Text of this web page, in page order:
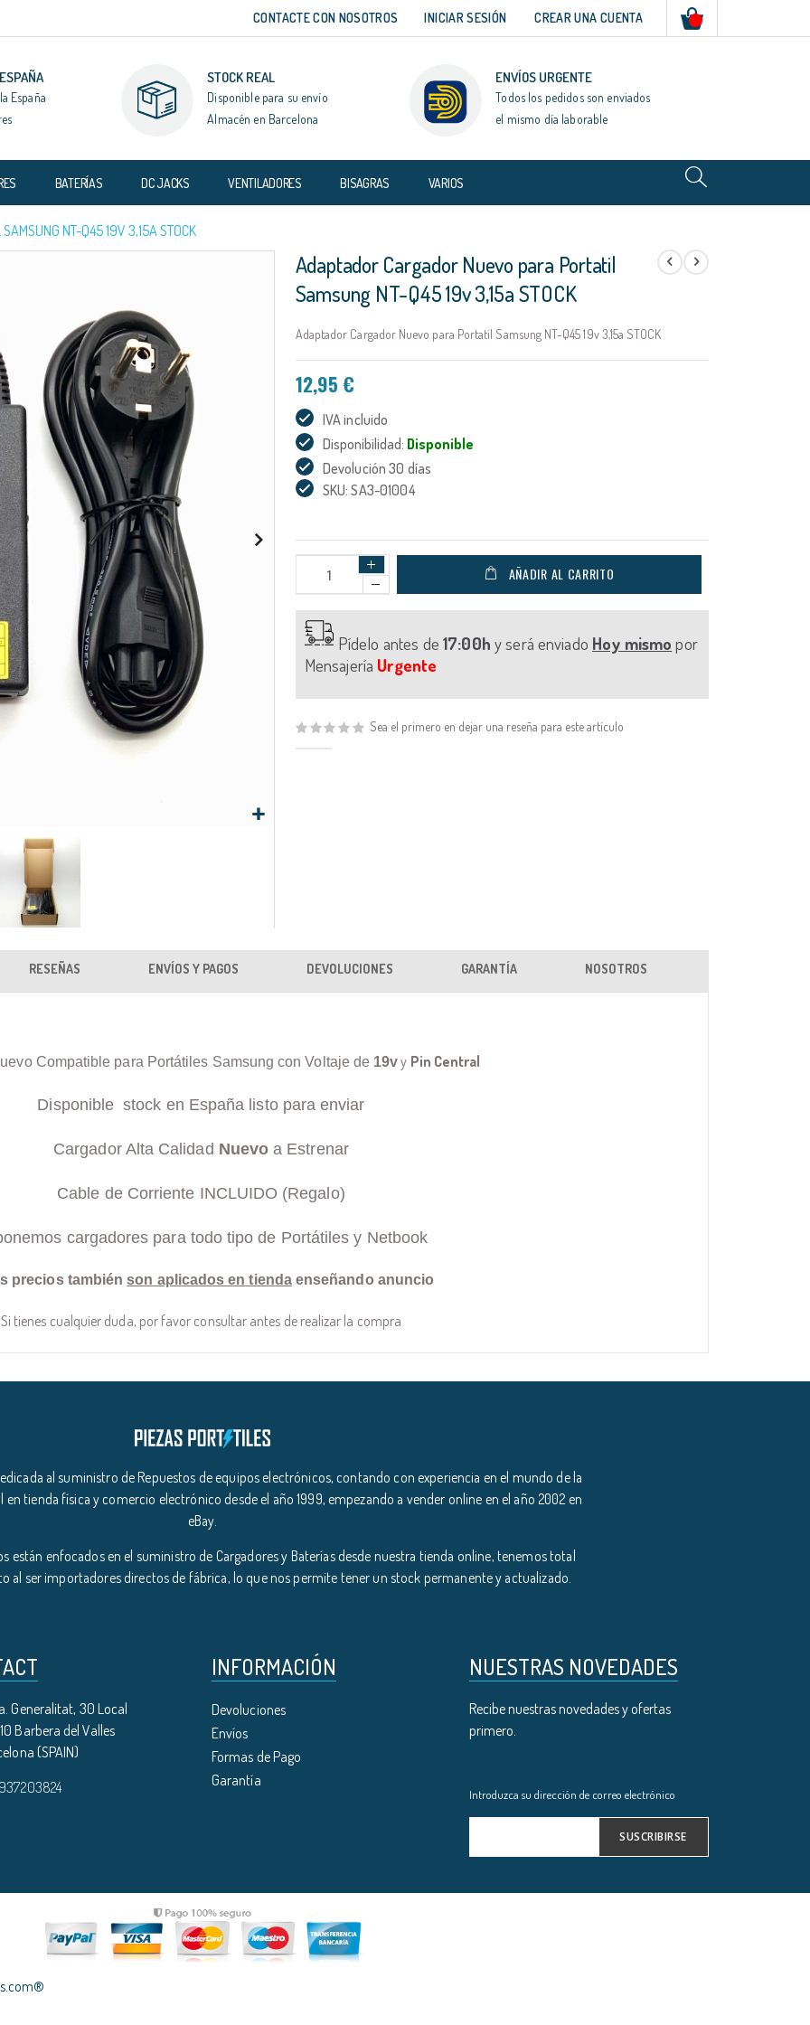
CONTACTE CON NOSOTROS INICIAR SESIÓN CREAR UNA CUENTA
España
STOCK REAL
Disponible para su envío
Almacén en Barcelona
ENVÍOS URGENTE
Todos los pedidos son enviados
el mismo día laborable
BATERÍAS DC JACKS VENTILADORES BISAGRAS VARIOS
NT-Q45 19V 3,15A STOCK
Adaptador Cargador Nuevo para Portatil
Samsung NT-Q45 19v 3,15a STOCK
Adaptador Cargador Nuevo para Portatil Samsung NT-Q45 19v 3,15a STOCK
12,95 €
IVA incluido
Disponibilidad: Disponible
Devolución 30 días
SKU: SA3-01004
AÑADIR AL CARRITO
Pídelo antes de 17:00h y será enviado Hoy mismo por
Mensajería Urgente
Sea el primero en dejar una reseña para este artículo
Compatible para Portátiles Samsung con Voltaje de 19v y Pin Central
Disponible stock en España listo para enviar
Cargador Alta Calidad Nuevo a Estrenar
Cable de Corriente INCLUIDO (Regalo)
cargadores para todo tipo de Portátiles y Netbook
precios también son aplicados en tienda enseñando anuncio
Si tienes cualquier duda, por favor consultar antes de realizar la compra
RESEÑAS ENVÍOS Y PAGOS DEVOLUCIONES GARANTÍA NOSOTROS
al suministro de Repuestos de equipos electrónicos, contando con experiencia en el mundo de la
tienda física y comercio electrónico desde el año 1999, empezando a vender online en el año 2002 en
eBay.
están enfocados en el suministro de Cargadores y Baterías desde nuestra tienda online, tenemos total
al ser importadores directos de fábrica, lo que nos permite tener un stock permanente y actualizado.
Generalitat, 30 Local
Barbera del Valles
(SPAIN)
INFORMACIÓN
Devoluciones
Envíos
Formas de Pago
Garantía
NUESTRAS NOVEDADES
Recibe nuestras novedades y ofertas
primero.
Introduzca su dirección de correo electrónico
SUSCRIBIRSE